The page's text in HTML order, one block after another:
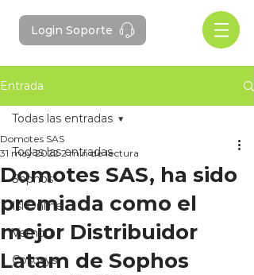
Login Soporte
Entrada
Todas las entradas
Sophos
Isl Online
Vembu
Cososys
Todas las entradas
Domotes SAS, ha sido
premiada como el
mejor Distribuidor
Latam de Sophos
Domotes SAS
31 may 2022 2 min de lectura